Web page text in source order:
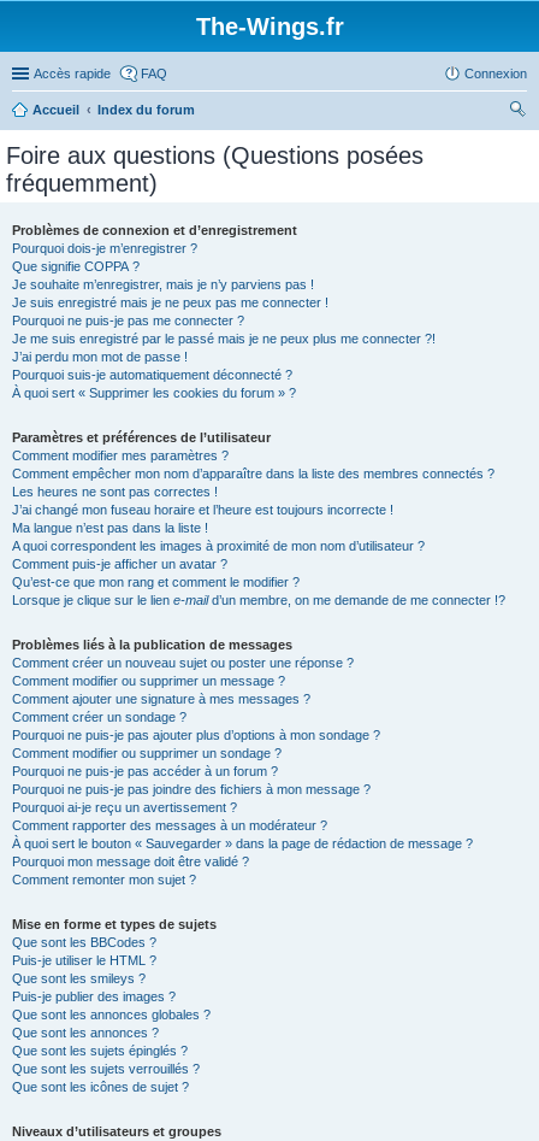
The-Wings.fr
Accès rapide FAQ Connexion
Accueil
Index du forum
Foire aux questions (Questions posées
fréquemment)
Problèmes de connexion et d’enregistrement
Pourquoi dois-je m’enregistrer ?
Que signifie COPPA ?
Je souhaite m’enregistrer, mais je n’y parviens pas !
Je suis enregistré mais je ne peux pas me connecter !
Pourquoi ne puis-je pas me connecter ?
Je me suis enregistré par le passé mais je ne peux plus me connecter ?!
J’ai perdu mon mot de passe !
Pourquoi suis-je automatiquement déconnecté ?
À quoi sert « Supprimer les cookies du forum » ?
Paramètres et préférences de l’utilisateur
Comment modifier mes paramètres ?
Comment empêcher mon nom d’apparaître dans la liste des membres connectés ?
Les heures ne sont pas correctes !
J’ai changé mon fuseau horaire et l’heure est toujours incorrecte !
Ma langue n’est pas dans la liste !
A quoi correspondent les images à proximité de mon nom d’utilisateur ?
Comment puis-je afficher un avatar ?
Qu’est-ce que mon rang et comment le modifier ?
Lorsque je clique sur le lien e-maild’un membre, on me demande de me connecter !?
Problèmes liés à la publication de messages
Comment créer un nouveau sujet ou poster une réponse ?
Comment modifier ou supprimer un message ?
Comment ajouter une signature à mes messages ?
Comment créer un sondage ?
Pourquoi ne puis-je pas ajouter plus d’options à mon sondage ?
Comment modifier ou supprimer un sondage ?
Pourquoi ne puis-je pas accéder à un forum ?
Pourquoi ne puis-je pas joindre des fichiers à mon message ?
Pourquoi ai-je reçu un avertissement ?
Comment rapporter des messages à un modérateur ?
À quoi sert le bouton « Sauvegarder » dans la page de rédaction de message ?
Pourquoi mon message doit être validé ?
Comment remonter mon sujet ?
Mise en forme et types de sujets
Que sont les BBCodes ?
Puis-je utiliser le HTML ?
Que sont les smileys ?
Puis-je publier des images ?
Que sont les annonces globales ?
Que sont les annonces ?
Que sont les sujets épinglés ?
Que sont les sujets verrouillés ?
Que sont les icônes de sujet ?
Niveaux d’utilisateurs et groupes